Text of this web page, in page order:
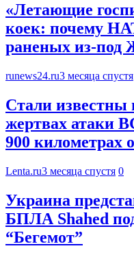
«Летающие
коек: почему
раненых из-под
runews24.ru3 месяца спустя
Стали известны
жертвах атаки
900 километрах
Lenta.ru3 месяца спустя 0
Украина
БПЛА Shahed
“Бегемот”